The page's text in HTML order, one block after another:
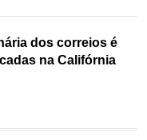
dos correios é
na Califórnia